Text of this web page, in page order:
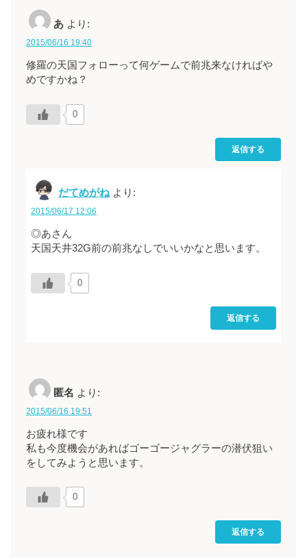
あ より:
2015/06/16 19:40
修羅の天国フォローって何ゲームで前兆来なければや
めですかね？
0
返信する
だてめがね より:
2015/06/17 12:06
◎あさん
天国天井32G前の前兆なしでいいかなと思います。
0
返信する
匿名 より:
2015/06/16 19:51
お疲れ様です
私も今度機会があればゴーゴージャグラーの潜伏狙い
をしてみようと思います。
0
返信する